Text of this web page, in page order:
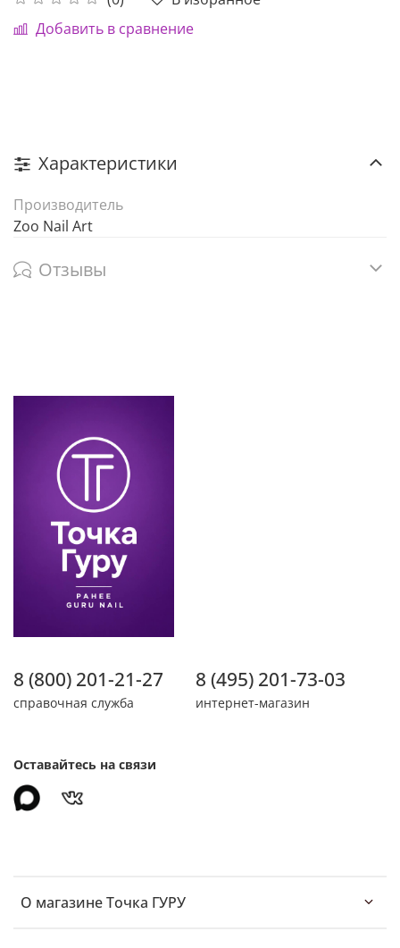
Добавить в сравнение
Характеристики
Производитель
Zoo Nail Art
Отзывы
О магазине Точка ГУРУ
8 (800) 201-21-27
справочная служба
8 (495) 201-73-03
интернет-магазин
Оставайтесь на связи